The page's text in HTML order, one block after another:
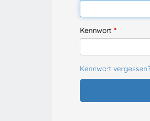
Kennwort
Kennwort